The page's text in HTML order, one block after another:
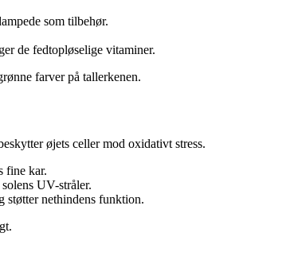
som tilbehør.
de fedtopløselige vitaminer.
farver på tallerkenen.
øjets celler mod oxidativt stress.
fine kar.
UV-stråler.
støtter nethindens funktion.